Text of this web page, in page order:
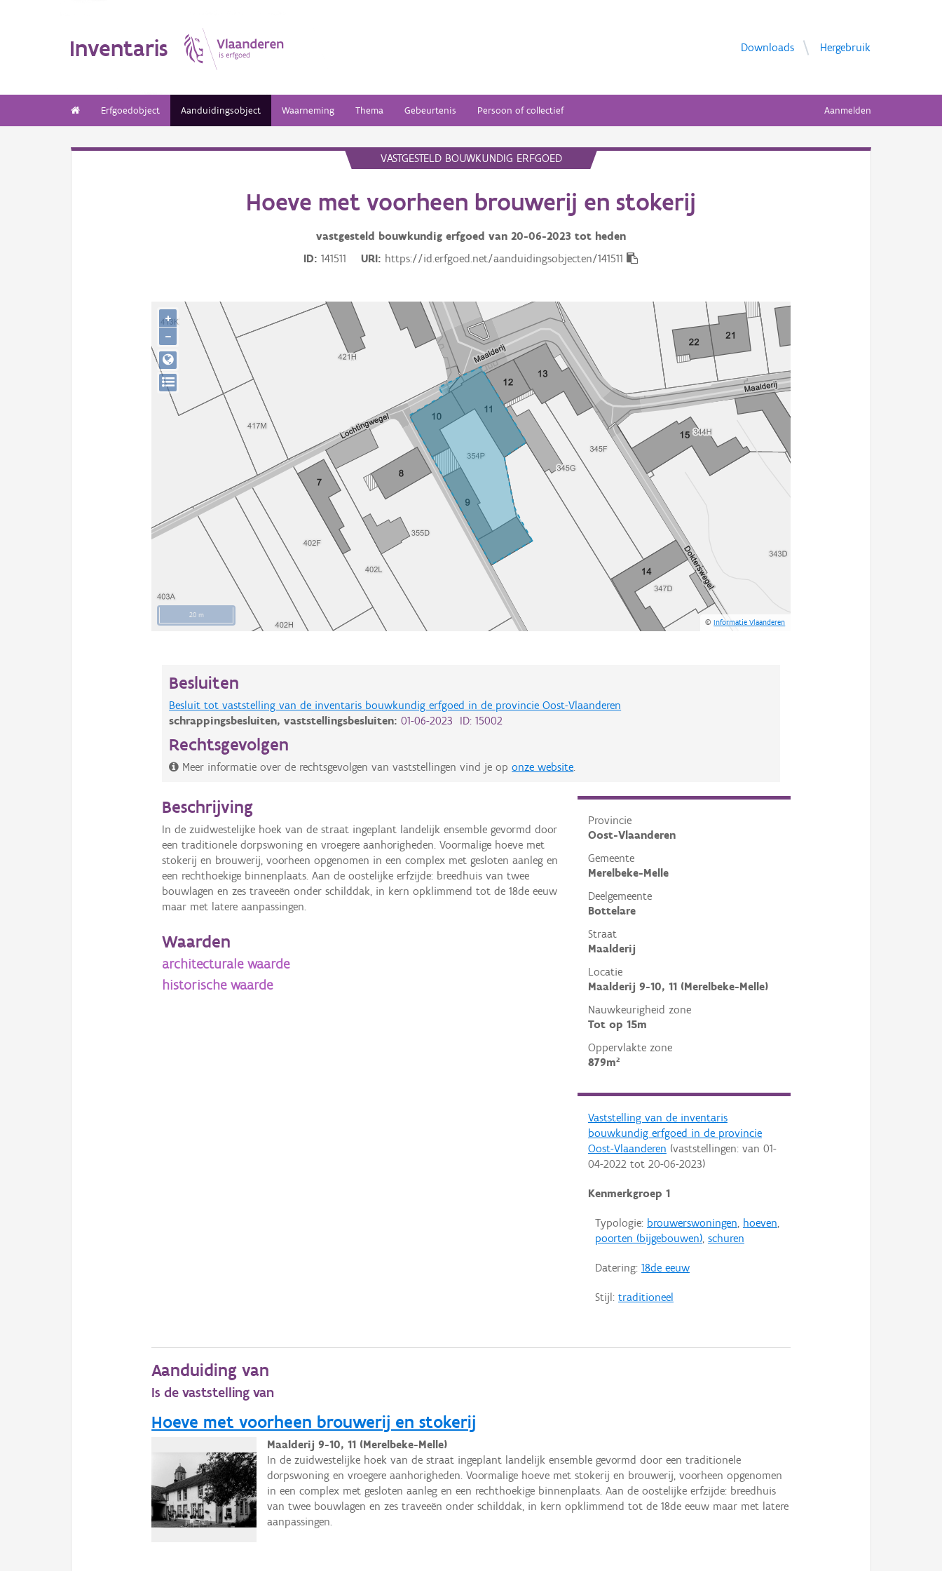
Inventaris Downloads Hergebruik
Erfgoedobject Aanduidingsobject Waarneming Thema Gebeurtenis Persoon of collectief Aanmelden
VASTGESTELD BOUWKUNDIG ERFGOED
Hoeve met voorheen brouwerij en stokerij
vastgesteld bouwkundig erfgoed van 20-06-2023 tot heden
ID
141511 URI https://id.erfgoed.net/aanduidingsobjecten/141511
20 m
©Informatie Vlaanderen
+
−
Besluiten
Besluit tot vaststelling van de inventaris bouwkundig erfgoed in de provincie Oost-Vlaanderen
schrappingsbesluiten,vaststellingsbesluiten:01-06-2023 ID: 15002
Rechtsgevolgen
Meer informatie over de rechtsgevolgen van vaststellingen vind je oponze website.
Provincie
Oost-Vlaanderen
Gemeente
Merelbeke-Melle
Deelgemeente
Bottelare
Straat
Maalderij
Locatie
Maalderij 9-10, 11 (Merelbeke-Melle)
Nauwkeurigheid zone
Tot op 15m
Oppervlakte zone
879m²
Vaststelling van de inventaris
bouwkundig erfgoed in de provincie
Oost-Vlaanderen (vaststellingen: van 01-
04-2022tot 20-06-2023)
Kenmerkgroep 1
Typologie: brouwerswoningen, hoeven,
poorten (bijgebouwen), schuren
Datering: 18de eeuw
Stijl: traditioneel
Beschrijving
In de zuidwestelijke hoek van de straat ingeplant landelijk ensemble gevormd door
een traditionele dorpswoning en vroegere aanhorigheden. Voormalige hoeve met
stokerij en brouwerij, voorheen opgenomen in een complex met gesloten aanleg en
een rechthoekige binnenplaats. Aan de oostelijke erfzijde: breedhuis van twee
bouwlagen en zes traveeën onder schilddak, in kern opklimmend tot de 18de eeuw
maar met latere aanpassingen.
Waarden
architecturale waarde
historische waarde
Aanduiding van
Is de vaststelling van
Hoeve met voorheen brouwerij en stokerij
Maalderij 9-10, 11 (Merelbeke-Melle)
In de zuidwestelijke hoek van de straat ingeplant landelijk ensemble gevormd door een traditionele
dorpswoning en vroegere aanhorigheden. Voormalige hoeve met stokerij en brouwerij, voorheen opgenomen
in een complex met gesloten aanleg en een rechthoekige binnenplaats. Aan de oostelijke erfzijde: breedhuis
van twee bouwlagen en zes traveeën onder schilddak, in kern opklimmend tot de 18de eeuw maar met latere
aanpassingen.